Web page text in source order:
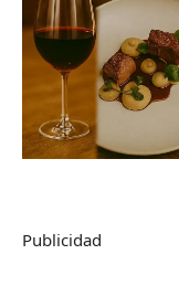
Publicidad